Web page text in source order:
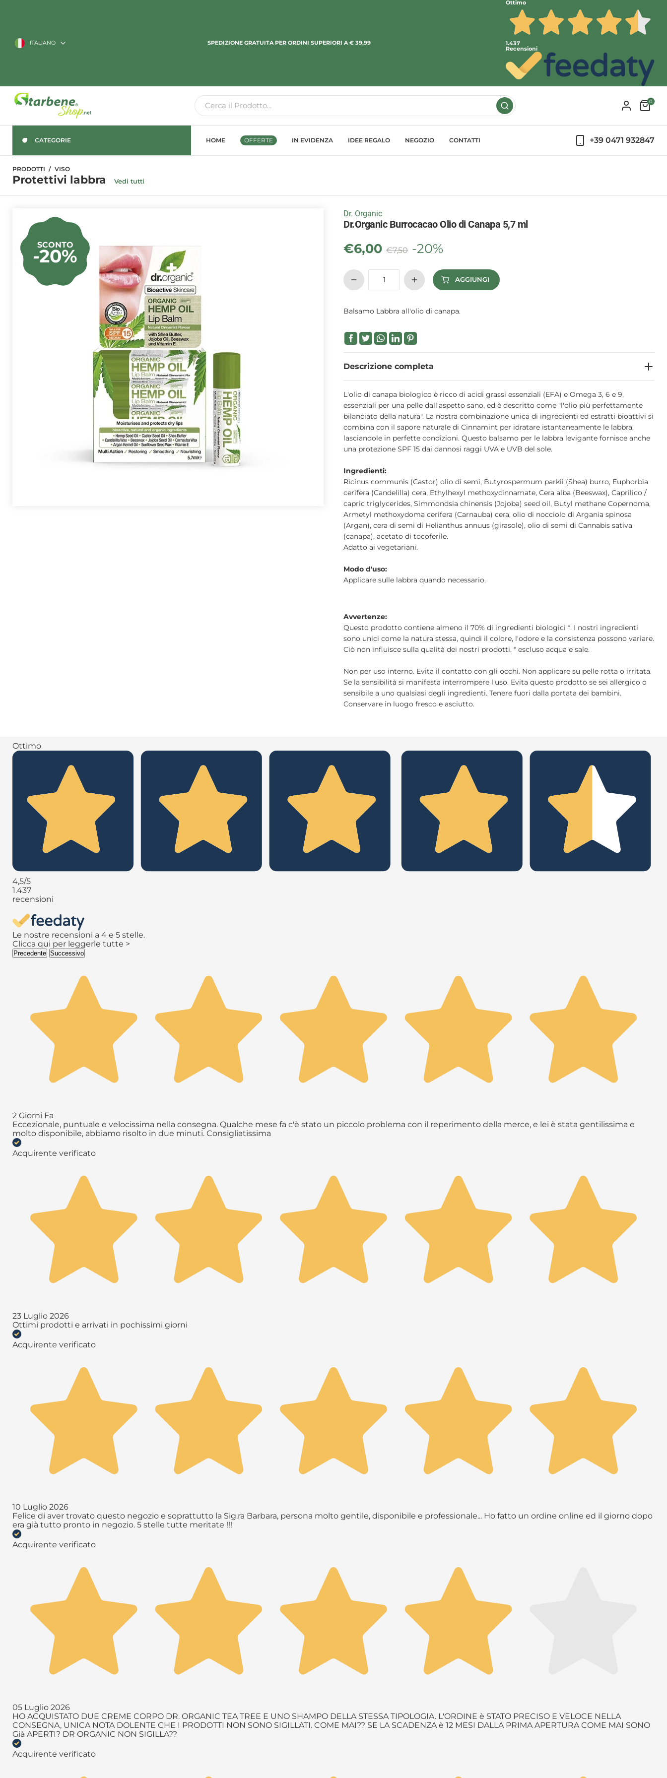
ITALIANO SPEDIZIONE GRATUITA PER ORDINI SUPERIORI A € 39,99
Ottimo
1.437
Recensioni
0
CATEGORIE HOME OFFERTE IN EVIDENZA IDEE REGALO NEGOZIO CONTATTI +39 0471 932847
PRODOTTI VISO
Protettivi labbra Vedi tutti
SCONTO
-20%
Dr. Organic
Dr.Organic Burrocacao Olio di Canapa 5,7 ml
€6,00 €7,50 -20%
AGGIUNGI
Balsamo Labbra all'olio di canapa.
Descrizione completa
L'olio di canapa biologico è ricco di acidi grassi essenziali (EFA) e Omega 3, 6 e 9,
essenziali per una pelle dall'aspetto sano, ed è descritto come "l'olio più perfettamente
bilanciato della natura". La nostra combinazione unica di ingredienti ed estratti bioattivi si
combina con il sapore naturale di Cinnamint per idratare istantaneamente le labbra,
lasciandole in perfette condizioni. Questo balsamo per le labbra levigante fornisce anche
una protezione SPF 15 dai dannosi raggi UVA e UVB del sole.
Ingredienti:
Ricinus communis (Castor) olio di semi, Butyrospermum parkii (Shea) burro, Euphorbia
cerifera (Candelilla) cera, Ethylhexyl methoxycinnamate, Cera alba (Beeswax), Caprilico /
capric triglycerides, Simmondsia chinensis (Jojoba) seed oil, Butyl methane Copernoma,
Armetyl methoxydoma cerifera (Carnauba) cera, olio di nocciolo di Argania spinosa
(Argan), cera di semi di Helianthus annuus (girasole), olio di semi di Cannabis sativa
(canapa), acetato di tocoferile.
Adatto ai vegetariani.
Modo d'uso:
Applicare sulle labbra quando necessario.
Avvertenze:
Questo prodotto contiene almeno il 70% di ingredienti biologici *. I nostri ingredienti
sono unici come la natura stessa, quindi il colore, l'odore e la consistenza possono variare.
Ciò non influisce sulla qualità dei nostri prodotti. * escluso acqua e sale.
Non per uso interno. Evita il contatto con gli occhi. Non applicare su pelle rotta o irritata.
Se la sensibilità si manifesta interrompere l'uso. Evita questo prodotto se sei allergico o
sensibile a uno qualsiasi degli ingredienti. Tenere fuori dalla portata dei bambini.
Conservare in luogo fresco e asciutto.
Ottimo
4,5/5
1.437
recensioni
Le nostre recensioni a 4 e 5 stelle.
Clicca qui per leggerle tutte >
Precedente Successivo
2 Giorni Fa
Eccezionale, puntuale e velocissima nella consegna. Qualche mese fa c'è stato un piccolo problema con il reperimento della merce, e lei è stata gentilissima e
molto disponibile, abbiamo risolto in due minuti. Consigliatissima
Acquirente verificato
23 Luglio 2026
Ottimi prodotti e arrivati in pochissimi giorni
Acquirente verificato
10 Luglio 2026
Felice di aver trovato questo negozio e soprattutto la Sig.ra Barbara, persona molto gentile, disponibile e professionale... Ho fatto un ordine online ed il giorno dopo
era già tutto pronto in negozio. 5 stelle tutte meritate !!!
Acquirente verificato
05 Luglio 2026
HO ACQUISTATO DUE CREME CORPO DR. ORGANIC TEA TREE E UNO SHAMPO DELLA STESSA TIPOLOGIA. L'ORDINE è STATO PRECISO E VELOCE NELLA
CONSEGNA, UNICA NOTA DOLENTE CHE I PRODOTTI NON SONO SIGILLATI. COME MAI?? SE LA SCADENZA è 12 MESI DALLA PRIMA APERTURA COME MAI SONO
Già APERTI? DR ORGANIC NON SIGILLA??
Acquirente verificato